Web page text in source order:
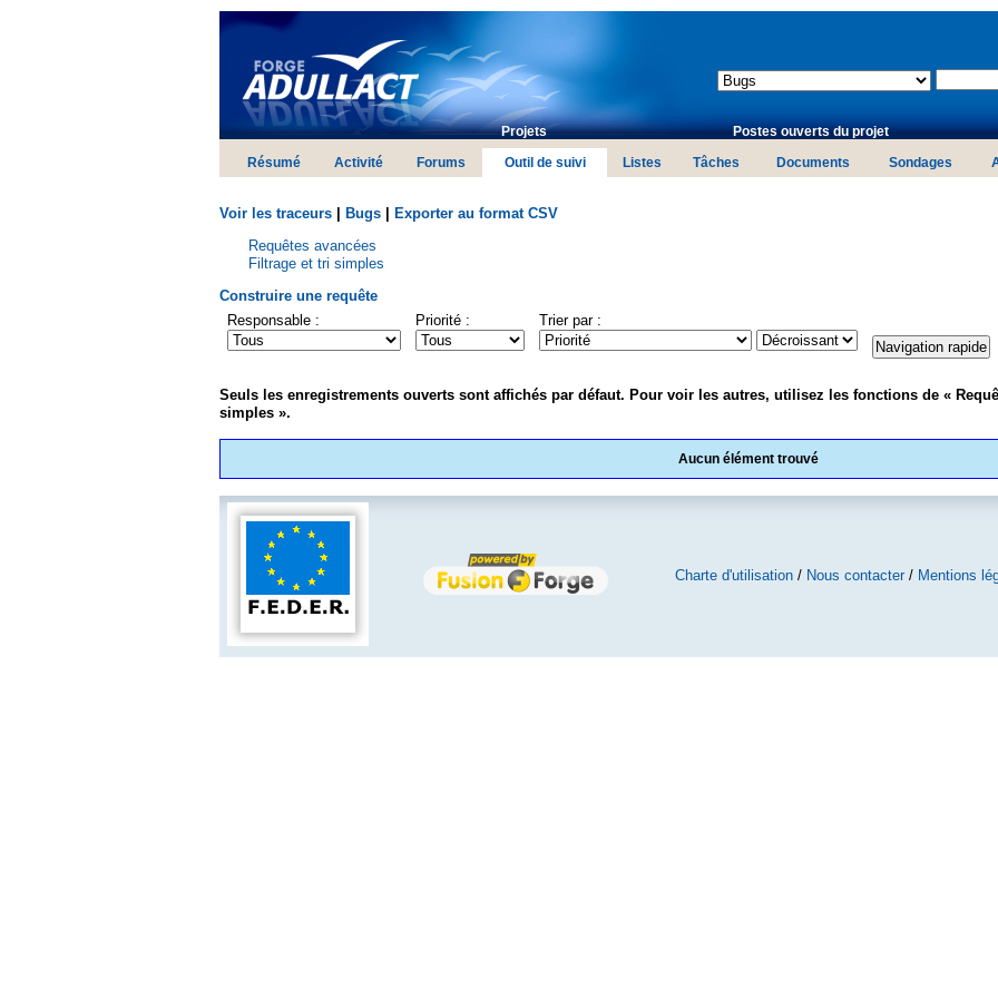
Projets Postes ouverts du projet
Résumé Activité Forums Outil de suivi Listes Tâches Documents Sondages
Voir les traceurs | Bugs | Exporter au format CSV
Requêtes avancées
Filtrage et tri simples
Construire une requête
Responsable :
Priorité : Trier par :
Seuls les enregistrements ouverts sont affichés par défaut. Pour voir les autres, utilisez les fonctions de «
simples ».
Aucun élément trouvé
Charte d'utilisation/ Nous contacter/ Mentions